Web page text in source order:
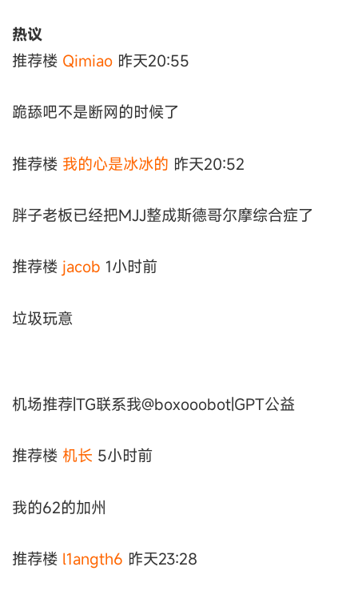
热议
推荐楼 Qimiao 昨天20:55
跪舔吧不是断网的时候了
推荐楼 我的心是冰冰的 昨天20:52
胖子老板已经把MJJ整成斯德哥尔摩综合症了
推荐楼 jacob 1小时前
垃圾玩意
机场推荐|TG联系我@boxooobot|GPT公益
推荐楼 机长 5小时前
我的62的加州
推荐楼 l1angth6 昨天23:28